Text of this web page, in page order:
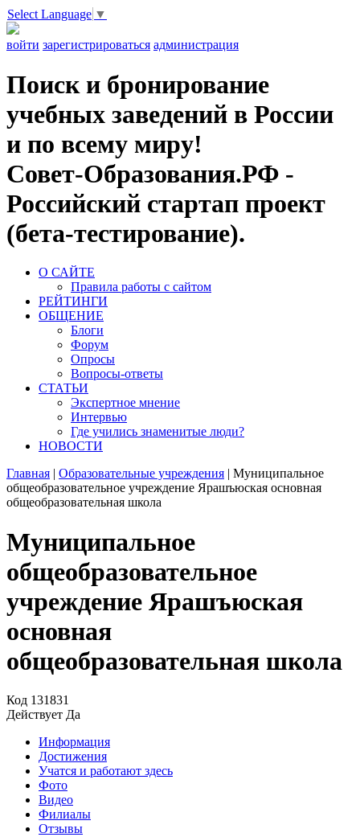
Select Language ▼
войти зарегистрироваться администрация
Поиск и бронирование
учебных заведений в России
и по всему миру!
Совет-Образования.РФ -
Российский стартап проект
(бета-тестирование).
О САЙТЕ
Правила работы с сайтом
РЕЙТИНГИ
ОБЩЕНИЕ
Блоги
Форум
Опросы
Вопросы-ответы
СТАТЬИ
Экспертное мнение
Интервью
Где учились знаменитые люди?
НОВОСТИ
Главная | Образовательные учреждения | Муниципальное
общеобразовательное учреждение Ярашъюская основная
общеобразовательная школа
Муниципальное
общеобразовательное
учреждение Ярашъюская
основная
общеобразовательная школа
Код 131831
Действует Да
Информация
Достижения
Учатся и работают здесь
Фото
Видео
Филиалы
Отзывы